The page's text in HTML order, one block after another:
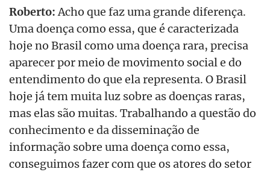
Roberto:Acho que faz uma grande diferença.
Uma doença como essa, que é caracterizada
hoje no Brasil como uma doença rara, precisa
aparecer por meio de movimento social e do
entendimento do que ela representa. O Brasil
hoje já tem muita luz sobre as doenças raras,
mas elas são muitas. Trabalhando a questão do
conhecimento e da disseminação de
informação sobre uma doença como essa,
conseguimos fazer com que os atores do setor